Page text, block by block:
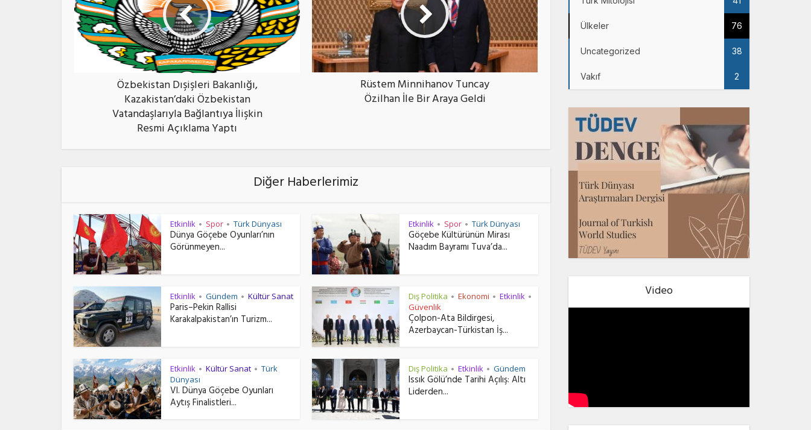
Özbekistan Dışişleri Bakanlığı,
Kazakistan’daki Özbekistan
Vatandaşlarıyla Bağlantıya İlişkin
Resmi Açıklama Yaptı
Rüstem Minnihanov Tuncay
Özilhan İle Bir Araya Geldi
Diğer Haberlerimiz
Etkinlik • Spor • Türk Dünyası
Dünya Göçebe Oyunları’nın
Görünmeyen...
Etkinlik • Spor • Türk Dünyası
Göçebe Kültürünün Mirası
Naadım Bayramı Tuva’da...
Etkinlik • Gündem • Kültür Sanat
Paris–Pekin Rallisi
Karakalpakistan’ın Turizm...
Dış Politika • Ekonomi • Etkinlik •
Güvenlik
Çolpon-Ata Bildirgesi,
Azerbaycan-Türkistan İş...
Etkinlik • Kültür Sanat • Türk
Dünyası
VI. Dünya Göçebe Oyunları
Aytış Finalistleri...
Dış Politika • Etkinlik • Gündem
Issık Gölü’nde Tarihi Açılış: Altı
Liderden...
Ülkeler 76
Uncategorized 38
Vakıf 2
Video